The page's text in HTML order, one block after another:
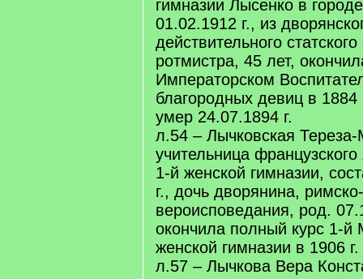
гимназии Лысенко в
01.02.1912 г., из
действительного
ротмистра, 45 лет,
Императорском
благородных девиц в 1884
умер 24.07.1894 г.
л.54 – Лычковская
учительница
1-й женской гимназии,
г., дочь дворянина,
вероисповедания, род.
окончила полный курс 1-й
женской гимназии в 1906 г.
л.57 – Лычкова Вера